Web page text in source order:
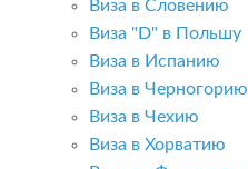
Виза в Словению
Виза "D" в Польшу
Виза в Испанию
Виза в Черногорию
Виза в Чехию
Виза в Хорватию